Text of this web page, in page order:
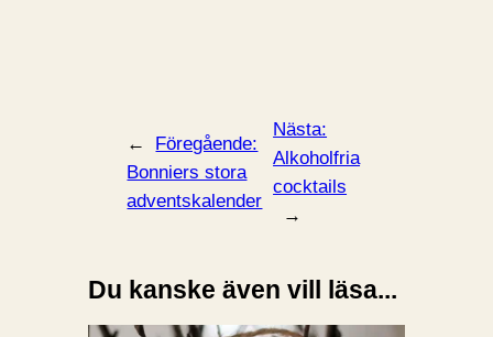
←
Föregående:
Bonniers stora
adventskalender
Nästa:
Alkoholfria
cocktails
→
Du kanske även vill läsa...